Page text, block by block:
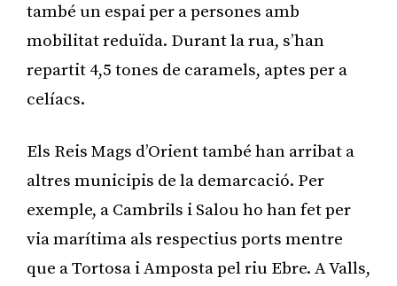
també un espai per a persones amb
mobilitat reduïda. Durant la rua, s’han
repartit 4,5 tones de caramels, aptes per a
celíacs.
Els Reis Mags d’Orient també han arribat a
altres municipis de la demarcació. Per
exemple, a Cambrils i Salou ho han fet per
via marítima als respectius ports mentre
que a Tortosa i Amposta pel riu Ebre. A Valls,